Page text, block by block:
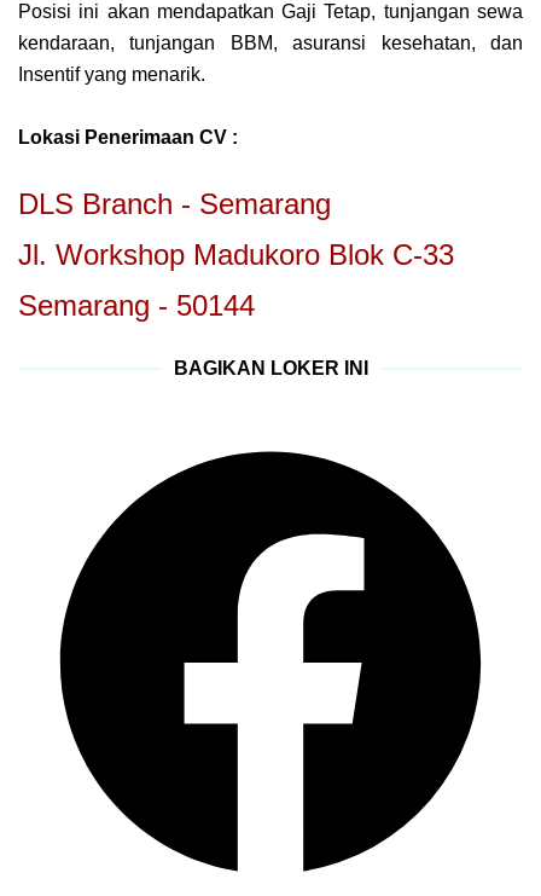
Posisi ini akan mendapatkan Gaji Tetap, tunjangan sewa
kendaraan, tunjangan BBM, asuransi
kesehatan, dan
Insentif yang menarik.
Lokasi Penerimaan CV :
DLS Branch - Semarang
Jl. Workshop Madukoro Blok C-33
Semarang - 50144
BAGIKAN LOKER INI